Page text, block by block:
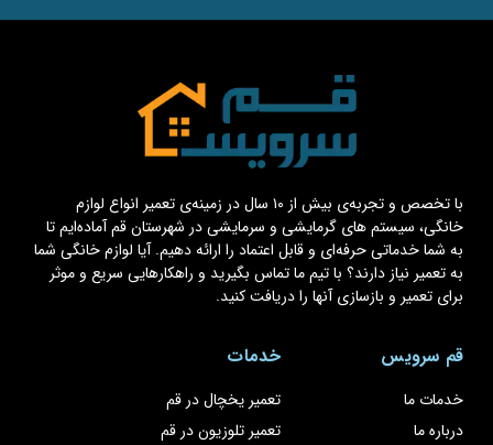
با تخصص و تجربه‌ی بیش از ۱۰ سال در زمینه‌ی تعمیر انواع لوازم
خانگی، سیستم های گرمایشی و سرمایشی در شهرستان قم آماده‌ایم تا
به شما خدماتی حرفه‌ای و قابل اعتماد را ارائه دهیم. آیا لوازم خانگی شما
به تعمیر نیاز دارند؟ با تیم ما تماس بگیرید و راهکارهایی سریع و موثر
برای تعمیر و بازسازی آنها را دریافت کنید.
قم سرویس
خدمات ما
درباره ما
خدمات
تعمیر یخچال در قم
تعمیر تلوزیون در قم